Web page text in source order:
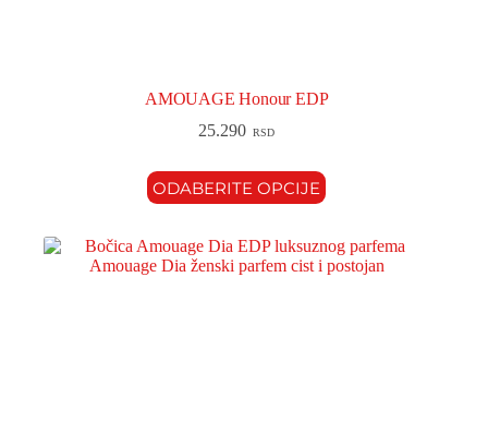
AMOUAGE Honour EDP
25.290 RSD
ODABERITE OPCIJE